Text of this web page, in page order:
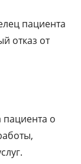
пациента
отказ от
о